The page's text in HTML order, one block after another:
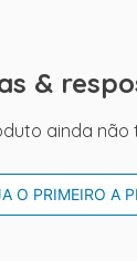
&
ainda não
O PRIMEIRO A